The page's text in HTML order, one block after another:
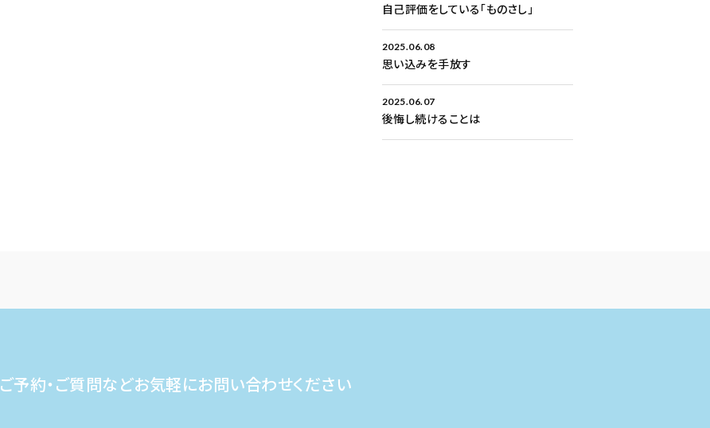
自己評価をしている「ものさし」
2025.06.08
思い込みを手放す
2025.06.07
後悔し続けることは
ご予約・ご質問などお気軽にお問い合わせください